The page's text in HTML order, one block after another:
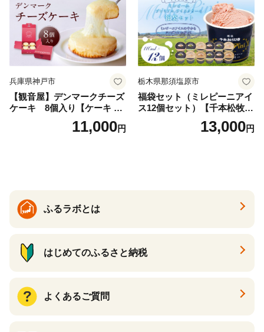
兵庫県神戸市
【観音屋】デンマークチーズ
ケーキ 8個入り【ケーキ チ
ーズケーキ 人気スイーツ お
すすめスイーツ 神戸スイー
11,000円
栃木県那須塩原市
福袋セット（ミレピーニアイ
ス12個セット）【千本松牧
場】 ns025-014-12 【デザー
ト 詰め合わせ ギフト】
13,000円
ふるラボとは
はじめてのふるさと納税
よくあるご質問